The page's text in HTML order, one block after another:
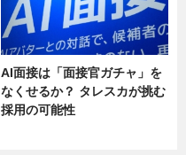
AI面接は「面接官ガチャ」を
なくせるか？ タレスカが挑む
採用の可能性